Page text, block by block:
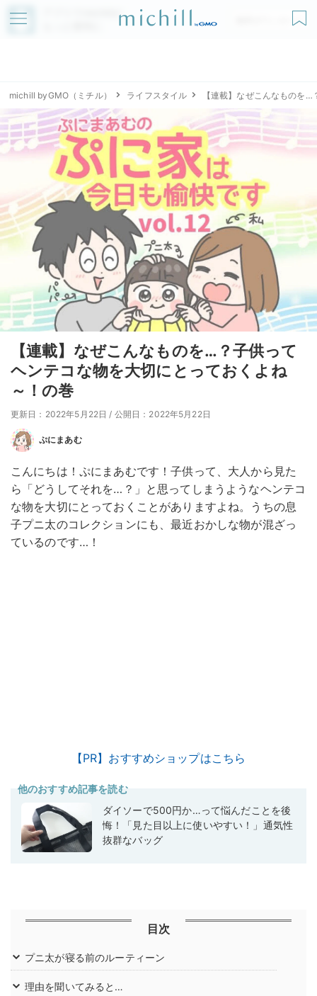
アプリでmichillが
無料ダウンロード
michill byGMO（ミチル） ライフスタイル 【連載】なぜこんなものを
【連載】なぜこんなものを…？子供って
ヘンテコな物を大切にとっておくよね
～！の巻
更新日：2022年5月22日 / 公開日：2022年5月22日
ぷにまあむ
こんにちは！ぷにまあむです！子供って、大人から見た
ら「どうしてそれを…？」と思ってしまうようなヘンテコ
な物を大切にとっておくことがありますよね。うちの息
子プニ太のコレクションにも、最近おかしな物が混ざっ
ているのです…！
【PR】おすすめショップはこちら
他のおすすめ記事を読む
ダイソーで500円か…って悩んだことを後
悔！「見た目以上に使いやすい！」通気性
抜群なバッグ
目次
プニ太が寝る前のルーティーン
理由を聞いてみると…